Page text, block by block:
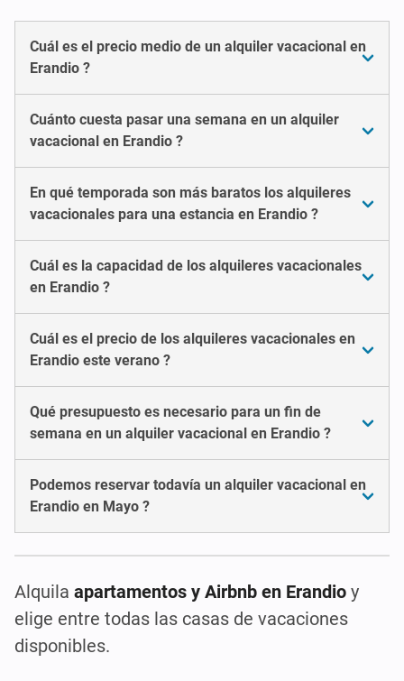
Cuál es el precio medio de un alquiler vacacional en
Erandio ?
Cuánto cuesta pasar una semana en un alquiler
vacacional en Erandio ?
En qué temporada son más baratos los alquileres
vacacionales para una estancia en Erandio ?
Cuál es la capacidad de los alquileres vacacionales
en Erandio ?
Cuál es el precio de los alquileres vacacionales en
Erandio este verano ?
Qué presupuesto es necesario para un fin de
semana en un alquiler vacacional en Erandio ?
Podemos reservar todavía un alquiler vacacional en
Erandio en Mayo ?
Alquila apartamentos y Airbnb en Erandio y
elige entre todas las casas de vacaciones
disponibles.